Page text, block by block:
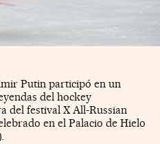
Putin participó en un
del hockey
del festival X All-Russian
en el Palacio de Hielo